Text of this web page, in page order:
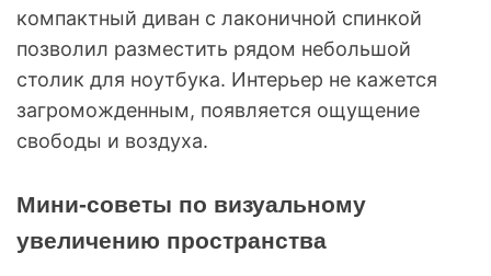
компактный диван с лаконичной спинкой
позволил разместить рядом небольшой
столик для ноутбука. Интерьер не кажется
загроможденным, появляется ощущение
свободы и воздуха.
Мини-советы по визуальному
увеличению пространства